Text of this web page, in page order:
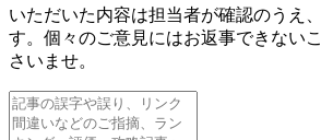
いただいた内容は担当者が確認のうえ
す。個々のご意見にはお返事できない
さいませ。